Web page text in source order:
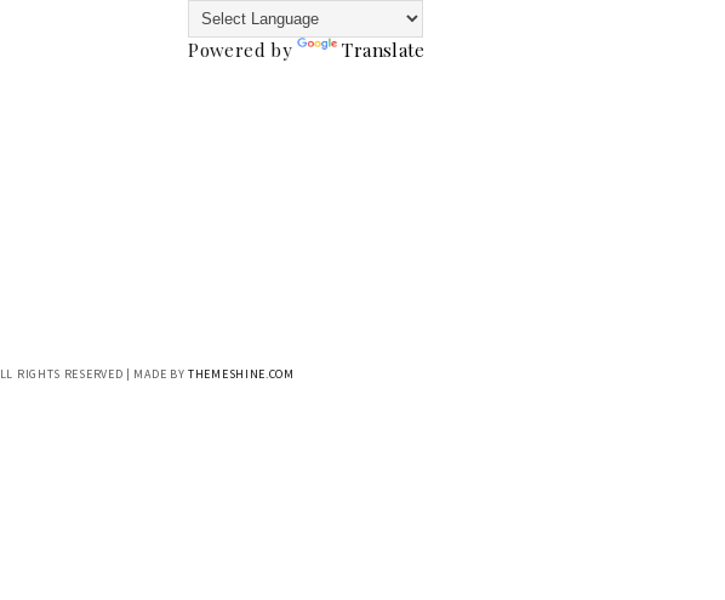
Powered by Translate
RIGHTS RESERVED | MADE BYTHEMESHINE.COM